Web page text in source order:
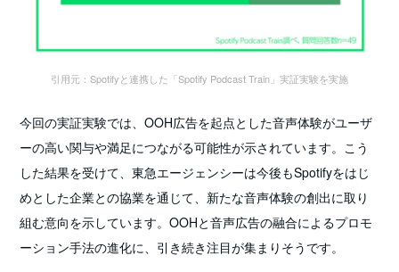
引用元：Spotifyと連携した「Spotify Podcast Train」実証実験を実施
今回の実証実験では、OOH広告を起点とした音声体験がユーザ
ーの高い関与や満足につながる可能性が示されています。こう
した結果を受けて、東急エージェンシーは今後もSpotifyをはじ
めとした企業との協業を通じて、新たな音声体験の創出に取り
組む意向を示しています。OOHと音声広告の融合によるプロモ
ーション手法の進化に、引き続き注目が集まりそうです。